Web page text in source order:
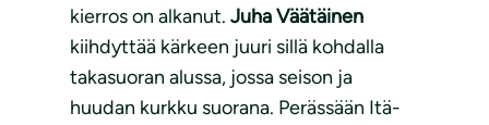
kierros on alkanut. Juha Väätäinen
kiihdyttää kärkeen juuri sillä kohdalla
takasuoran alussa, jossa seison ja
huudan kurkku suorana. Perässään Itä-